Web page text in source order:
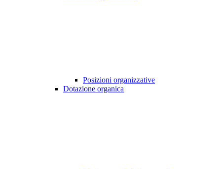
Posizioni organizzative
Dotazione organica